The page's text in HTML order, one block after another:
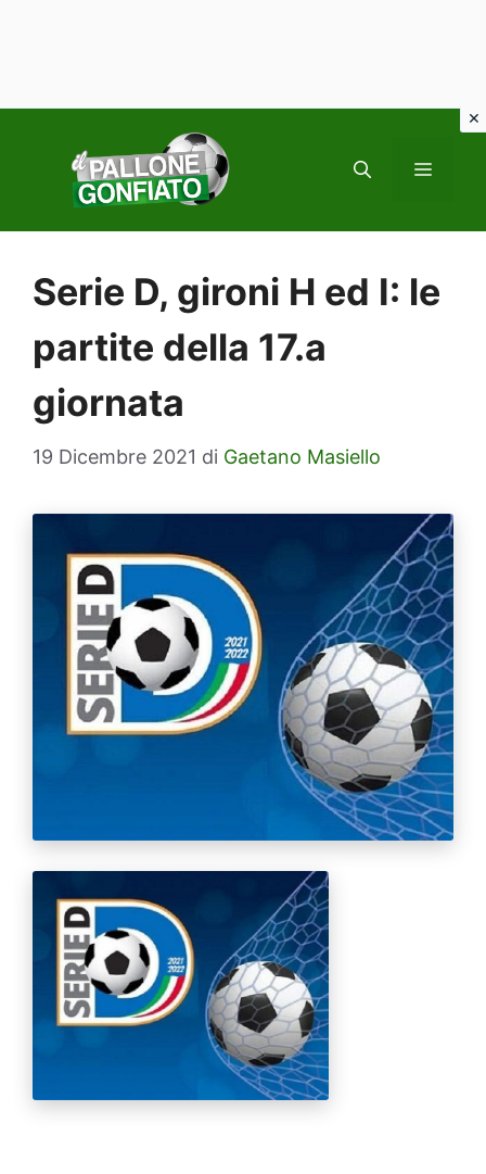
contenuto
MENU
Serie D, gironi H ed I: le
partite della 17.a
giornata
19 Dicembre 2021 di Gaetano Masiello